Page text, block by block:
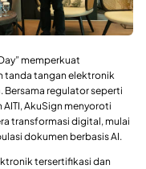
memperkuat
tanda tangan elektronik
Bersama regulator seperti
AkuSign menyoroti
transformasi digital, mulai
dokumen berbasis AI.
tersertifikasi dan